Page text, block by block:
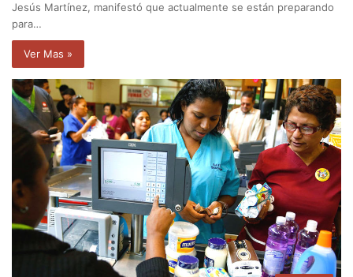
Jesús Martínez, manifestó que actualmente se están preparando
para…
Ver Mas »